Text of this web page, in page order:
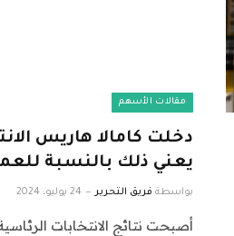
مقالات الأسهم
دخلت كامالا هاريس
يعني ذلك بالنسبة
بواسطة فريق التحرير 24 يوليو، 2024
أصبحت نتائج الانتخابات